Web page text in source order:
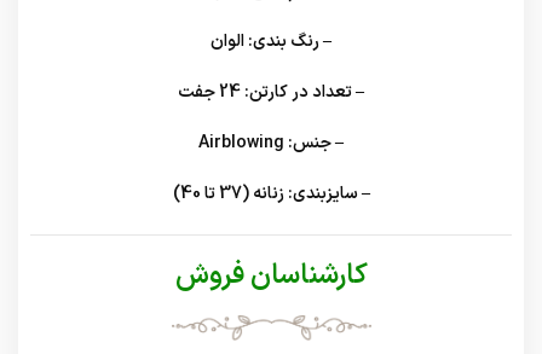
– رنگ بندی:الوان
– تعداد در کارتن:
– جنس:
– سایزبندی:زنانه (37 تا 40)
کارشناسان فروش